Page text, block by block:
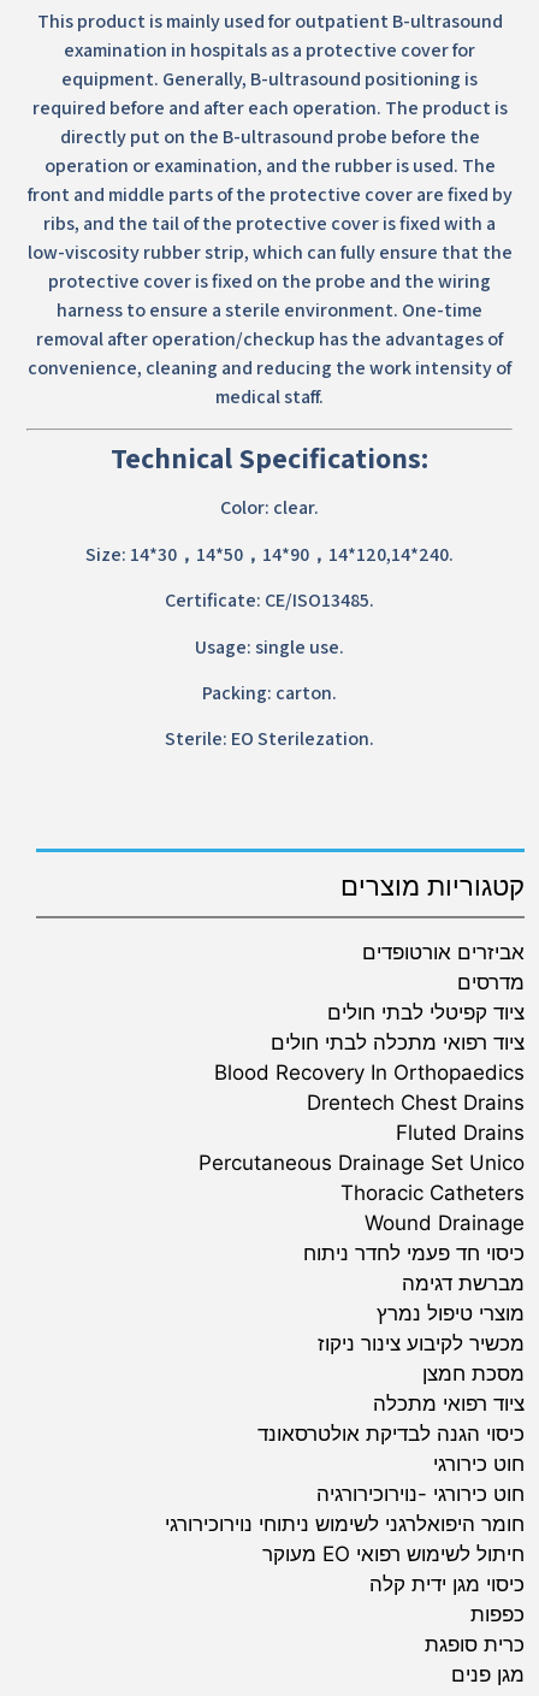
קטגוריות מוצרים
אביזרים אורטופדים
מדרסים
ציוד קפיטלי לבתי חולים
ציוד רפואי מתכלה לבתי חולים
Blood Recovery In Orthopaedics
Drentech Chest Drains
Fluted Drains
Percutaneous Drainage Set Unico
Thoracic Catheters
Wound Drainage
כיסוי חד פעמי לחדר ניתוח
מברשת דגימה
מוצרי טיפול נמרץ
מכשיר לקיבוע צינור ניקוז
מסכת חמצן
ציוד רפואי מתכלה
כיסוי הגנה לבדיקת אולטרסאונד
חוט כירורגי
חוט כירורגי -נוירוכירורגיה
חומר היפואלרגני לשימוש ניתוחי נוירוכירורגי
חיתול לשימוש רפואי EO מעוקר
כיסוי מגן ידית קלה
כפפות
כרית סופגת
מגן פנים
This product is mainly used for outpatient B-ultrasound
examination in hospitals as a protective cover for
equipment. Generally, B-ultrasound positioning is
required before and after each operation. The product is
directly put on the B-ultrasound probe before the
operation or examination, and the rubber is used. The
front and middle parts of the protective cover are fixed by
ribs, and the tail of the protective cover is fixed with a
low-viscosity rubber strip, which can fully ensure that the
protective cover is fixed on the probe and the wiring
harness to ensure a sterile environment. One-time
removal after operation/checkup has the advantages of
convenience, cleaning and reducing the work intensity of
medical staff.
Technical Specifications:
Color: clear.
Size: 14*30，14*50，14*90，14*120,14*240.
Certificate: CE/ISO13485.
Usage: single use.
Packing: carton.
Sterile: EO Sterilezation.